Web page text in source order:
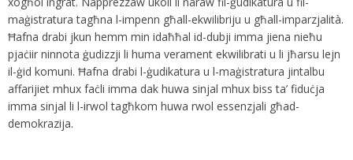
maġistratura tagħna l-impenn għall-ekwilibriju u għall-imparzjalità.
Ħafna drabi jkun hemm min idaħħal id-dubji imma jiena nieħu
pjaċiir ninnota ġudizzji li huma verament ekwilibrati u li jħarsu lejn
il-ġid komuni. Ħafna drabi l-ġudikatura u l-maġistratura jintalbu
affarijiet mhux faċli imma dak huwa sinjal mhux biss ta’ fiduċja
imma sinjal li l-irwol tagħkom huwa rwol essenzjali għad-
demokrazija.